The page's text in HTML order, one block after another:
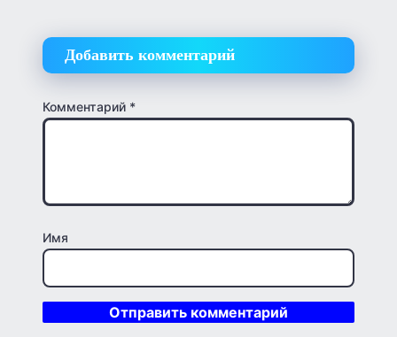
Добавить комментарий
Комментарий *
Имя